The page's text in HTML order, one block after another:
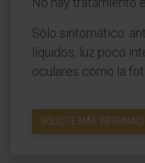
Sólo sintomático:
líquidos, luz poco
oculares como la
SOLICITE MÁS